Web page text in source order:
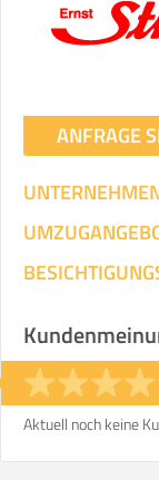
Ihre Angaben:
Wohnfläche:m²
ANFRAGE
Aktuell noch keine